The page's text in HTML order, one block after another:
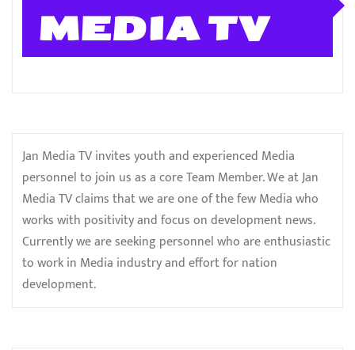
MEDIA TV
Jan Media TV invites youth and experienced Media
personnel to join us as a core Team Member. We at Jan
Media TV claims that we are one of the few Media who
works with positivity and focus on development news.
Currently we are seeking personnel who are enthusiastic
to work in Media industry and effort for nation
development.